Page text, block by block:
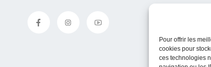
Pour offrir les
cookies pour
ces technologies